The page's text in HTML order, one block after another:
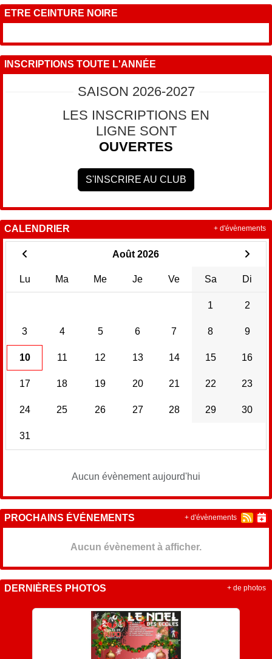
ETRE CEINTURE NOIRE
INSCRIPTIONS TOUTE L'ANNÉE
SAISON 2026-2027
LES INSCRIPTIONS EN
LIGNE SONT
OUVERTES
S'INSCRIRE AU CLUB
CALENDRIER
Août 2026
Lu Ma Me Je Ve Sa Di
1 2
3 4 5 6 7 8 9
10 11 12 13 14 15 16
17 18 19 20 21 22 23
24 25 26 27 28 29 30
31
Aucun évènement aujourd'hui
+ d'évènements
PROCHAINS ÉVÉNEMENTS
Aucun évènement à afficher.
+ d'évènements
DERNIÈRES PHOTOS + de photos